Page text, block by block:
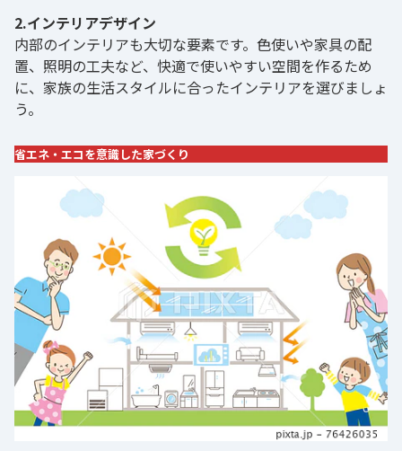
2.インテリアデザイン
内部のインテリアも大切な要素です。色使いや家具の配
置、照明の工夫など、快適で使いやすい空間を作るため
に、家族の生活スタイルに合ったインテリアを選びましょ
う。
省エネ・エコを意識した家づくり